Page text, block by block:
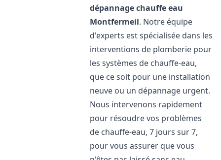
dépannage chauffe eau
Montfermeil. Notre équipe
d'experts est spécialisée dans les
interventions de plomberie pour
les systèmes de chauffe-eau,
que ce soit pour une installation
neuve ou un dépannage urgent.
Nous intervenons rapidement
pour résoudre vos problèmes
de chauffe-eau, 7 jours sur 7,
pour vous assurer que vous